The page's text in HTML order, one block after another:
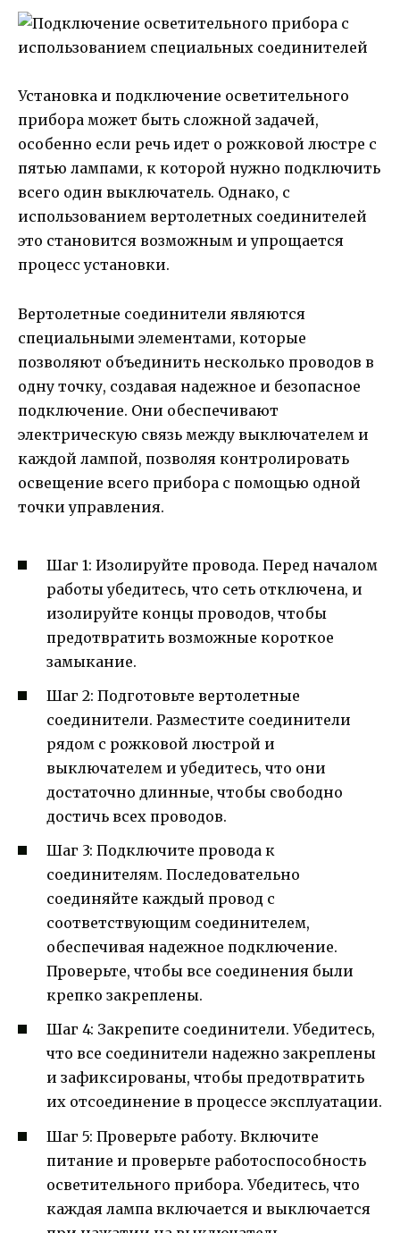
Установка и подключение осветительного
прибора может быть сложной задачей,
особенно если речь идет о рожковой люстре с
пятью лампами, к которой нужно подключить
всего один выключатель. Однако, с
использованием вертолетных соединителей
это становится возможным и упрощается
процесс установки.
Вертолетные соединители являются
специальными элементами, которые
позволяют объединить несколько проводов в
одну точку, создавая надежное и безопасное
подключение. Они обеспечивают
электрическую связь между выключателем и
каждой лампой, позволяя контролировать
освещение всего прибора с помощью одной
точки управления.
Шаг 1: Изолируйте провода. Перед началом
работы убедитесь, что сеть отключена, и
изолируйте концы проводов, чтобы
предотвратить возможные короткое
замыкание.
Шаг 2: Подготовьте вертолетные
соединители. Разместите соединители
рядом с рожковой люстрой и
выключателем и убедитесь, что они
достаточно длинные, чтобы свободно
достичь всех проводов.
Шаг 3: Подключите провода к
соединителям. Последовательно
соединяйте каждый провод с
соответствующим соединителем,
обеспечивая надежное подключение.
Проверьте, чтобы все соединения были
крепко закреплены.
Шаг 4: Закрепите соединители. Убедитесь,
что все соединители надежно закреплены
и зафиксированы, чтобы предотвратить
их отсоединение в процессе эксплуатации.
Шаг 5: Проверьте работу. Включите
питание и проверьте работоспособность
осветительного прибора. Убедитесь, что
каждая лампа включается и выключается